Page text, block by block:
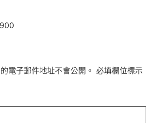
電子郵件地址不會公開。 必填欄位標示